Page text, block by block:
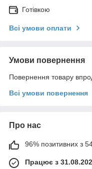
Готівкою
Всі умови оплати
Умови повернення
Повернення товару
Всі умови повернення
Про нас
96% позитивних з
Працює з